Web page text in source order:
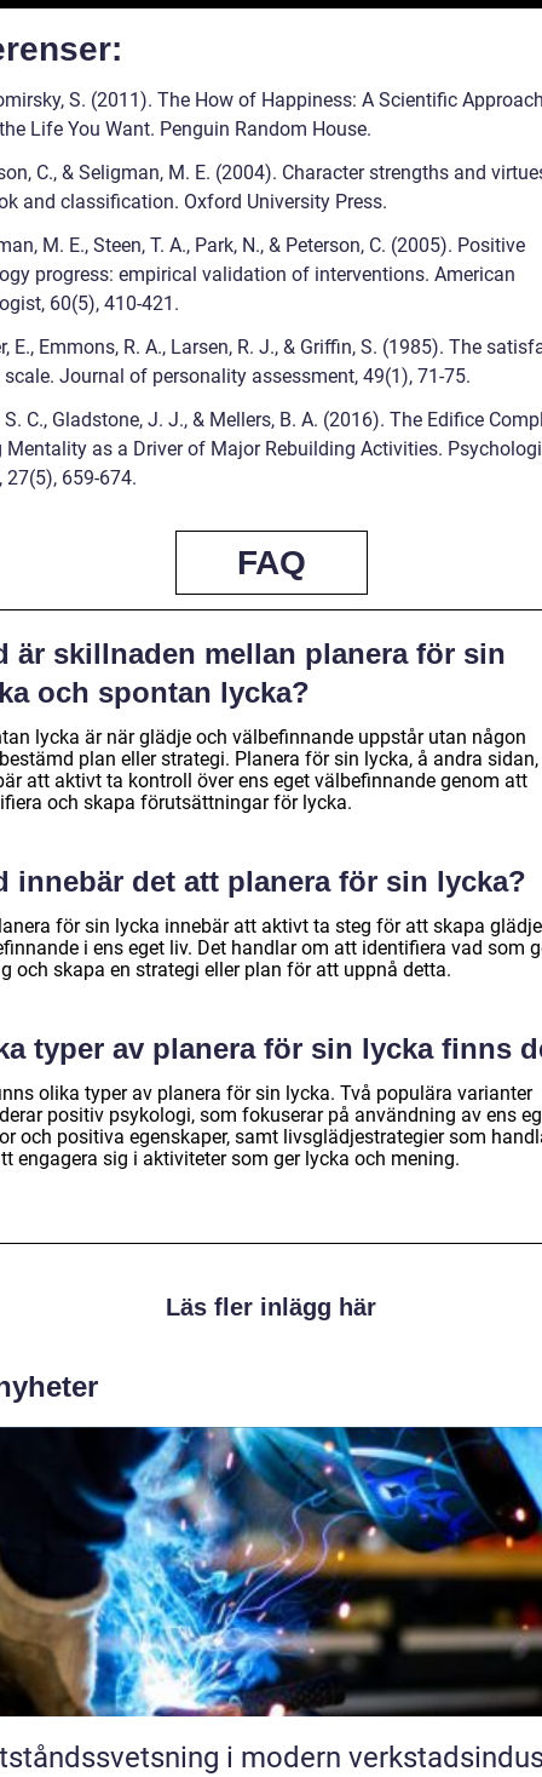
S. (2011). The How of Happiness: A Scientific
Life You Want. Penguin Random House.
C., & Seligman, M. E. (2004). Character strengths and
and classification. Oxford University Press.
M. E., Steen, T. A., Park, N., & Peterson, C. (2005). Positive
progress: empirical validation of interventions. American
60(5), 410-421.
E., Emmons, R. A., Larsen, R. J., & Griffin, S. (1985). The
Journal of personality assessment, 49(1), 71-75.
C., Gladstone, J. J., & Mellers, B. A. (2016). The Edifice
Mentality as a Driver of Major Rebuilding Activities.
27(5), 659-674.
FAQ
är skillnaden mellan planera för sin
och spontan lycka?
lycka är när glädje och välbefinnande uppstår utan någon
plan eller strategi. Planera för sin lycka, å andra sidan,
att aktivt ta kontroll över ens eget välbefinnande genom att
och skapa förutsättningar för lycka.
innebär det att planera för sin lycka?
för sin lycka innebär att aktivt ta steg för att skapa
i ens eget liv. Det handlar om att identifiera vad som
och skapa en strategi eller plan för att uppnå detta.
typer av planera för sin lycka finns
olika typer av planera för sin lycka. Två populära varianter
positiv psykologi, som fokuserar på användning av ens
och positiva egenskaper, samt livsglädjestrategier som
engagera sig i aktiviteter som ger lycka och mening.
Läs fler inlägg här
i modern